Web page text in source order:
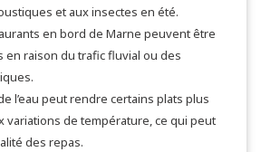
et aux insectes en été.
en bord de Marne peuvent être
en raison du trafic fluvial ou des
l’eau peut rendre certains plats plus
variations de température, ce qui peut
des repas.